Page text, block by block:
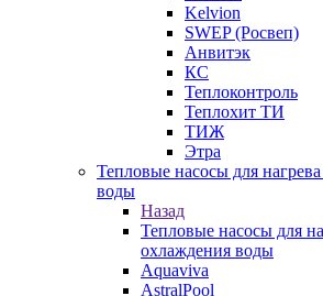
Kelvion
SWEP (Росвеп)
Анвитэк
КС
Теплоконтроль
Теплохит ТИ
ТИЖ
Этра
Тепловые насосы для
воды
Назад
Тепловые насосы для
охлаждения воды
Aquaviva
AstralPool